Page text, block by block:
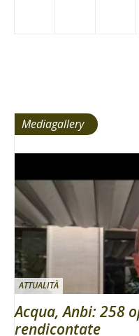
Mediagallery
ATTUALITÀ
Acqua, Anbi: 258
rendicontate